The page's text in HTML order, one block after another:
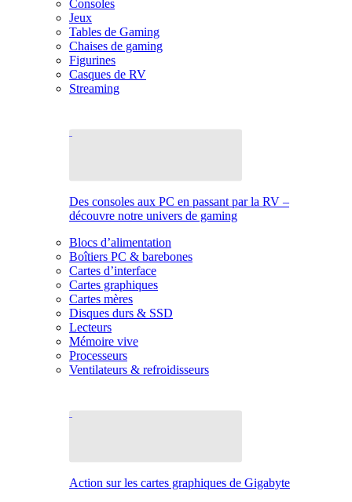
Consoles
Jeux
Tables de Gaming
Chaises de gaming
Figurines
Casques de RV
Streaming
Des consoles aux PC en passant par la RV –
découvre notre univers de gaming
Blocs d’alimentation
Boîtiers PC & barebones
Cartes d’interface
Cartes graphiques
Cartes mères
Disques durs & SSD
Lecteurs
Mémoire vive
Processeurs
Ventilateurs & refroidisseurs
Action sur les cartes graphiques de Gigabyte